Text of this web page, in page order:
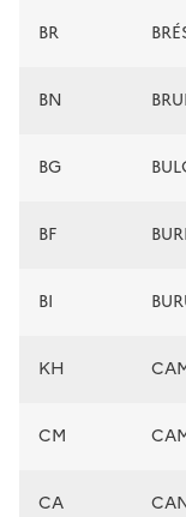
BR
BN
BG
BF
BI
KH
CM
CA